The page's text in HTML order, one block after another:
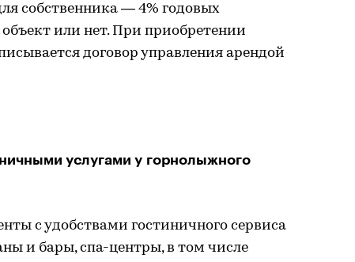
собственника — 4% годовых
или нет. При приобретении
договор управления арендой
услугами у горнолыжного
с удобствами гостиничного сервиса
и бары, спа-центры, в том числе